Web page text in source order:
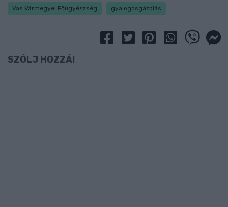
Vas Vármegyei Főügyészség gyalogosgázolás
SZÓLJ HOZZÁ!